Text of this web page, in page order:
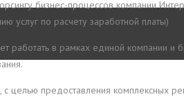
бизнес-процессов компании
услуг по расчету заработной платы)
в рамках единой компании и
предоставления комплексных